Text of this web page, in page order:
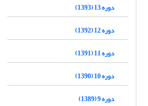
دوره 13 (1393)
دوره 12 (1392)
دوره 11 (1391)
دوره 10 (1390)
دوره 9 (1389)